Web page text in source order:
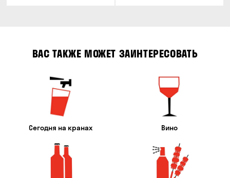
ВАС ТАКЖЕ МОЖЕТ ЗАИНТЕРЕСОВАТЬ
Сегодня на кранах Вино